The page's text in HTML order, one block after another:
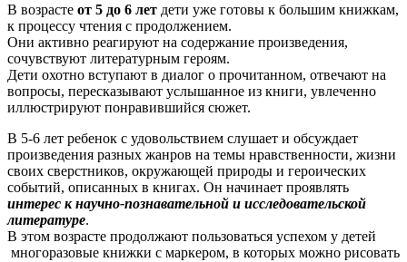
В возрасте от 5 до 6 лет дети уже готовы к большим книжкам,
к процессу чтения с продолжением.
Они активно реагируют на содержание произведения,
сочувствуют литературным героям.
Дети охотно вступают в диалог о прочитанном, отвечают на
вопросы, пересказывают услышанное из книги, увлеченно
иллюстрируют понравившийся сюжет.
В 5-6 лет ребенок с удовольствием слушает и обсуждает
произведения разных жанров на темы нравственности, жизни
своих сверстников, окружающей природы и героических
событий, описанных в книгах. Он начинает проявлять
интерес к научно-познавательной и исследовательской
литературе.
В этом возрасте продолжают пользоваться успехом у детей
многоразовые книжки с маркером, в которых можно рисовать